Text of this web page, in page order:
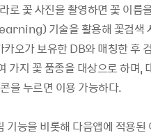
로 꽃 사진을 촬영하면 꽃 이름
기술을 활용해 꽃검색
오가 보유한 DB와 매칭한 후
지 꽃 품종을 대상으로 하며,
을 누르면 이용 가능하다.
기능을 비롯해 다음앱에 적용된